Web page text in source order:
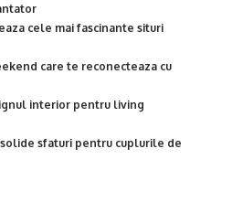
cele mai fascinante situri
care te reconecteaza cu
interior pentru living
sfaturi pentru cuplurile de